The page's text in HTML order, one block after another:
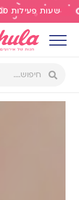
שעות פעילות 9:30-19:00 בחנות | משלוח חינם מעל 299 ש"ח